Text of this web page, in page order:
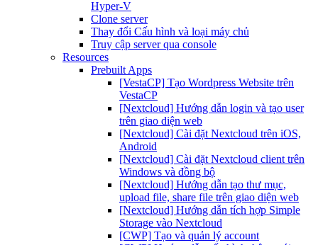
Hyper-V
Clone server
Thay đổi Cấu hình và loại máy chủ
Truy cập server qua console
Resources
Prebuilt Apps
[VestaCP] Tạo Wordpress Website trên
VestaCP
[Nextcloud] Hướng dẫn login và tạo user
trên giao diện web
[Nextcloud] Cài đặt Nextcloud trên iOS,
Android
[Nextcloud] Cài đặt Nextcloud client trên
Windows và đồng bộ
[Nextcloud] Hướng dẫn tạo thư mục,
upload file, share file trên giao diện web
[Nextcloud] Hướng dẫn tích hợp Simple
Storage vào Nextcloud
[CWP] Tạo và quản lý account